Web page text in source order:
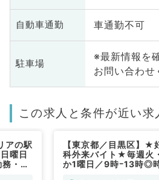
自動車通勤 車通勤不可
駐車場
※最新情報を
お問い合わせ
この求人と条件が近い求
アの駅
曜日
・時
【東京都／目黒区】★
科外来バイト★毎週火
か1曜日／9時ｰ13時◎